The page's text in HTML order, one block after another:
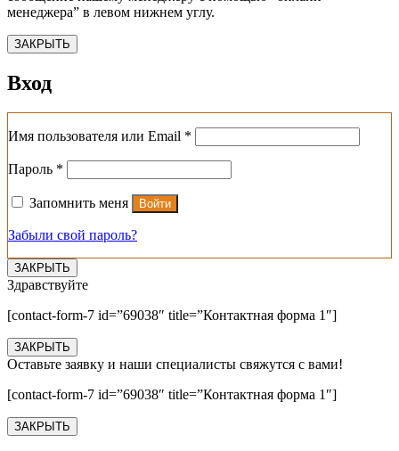
менеджера” в левом нижнем углу.
ЗАКРЫТЬ
Вход
Имя пользователя или Email *
Пароль *
Запомнить меня Войти
Забыли свой пароль?
ЗАКРЫТЬ
Здравствуйте
[contact-form-7 id=”69038″ title=”Контактная форма 1″]
ЗАКРЫТЬ
Оставьте заявку и наши специалисты свяжутся с вами!
[contact-form-7 id=”69038″ title=”Контактная форма 1″]
ЗАКРЫТЬ